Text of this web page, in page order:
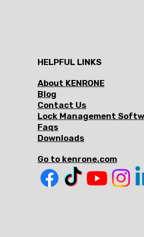
HELPFUL LINKS
About KENRONE
Blog
Contact Us
Lock Management
Faqs
Downloads
Go to kenrone.com